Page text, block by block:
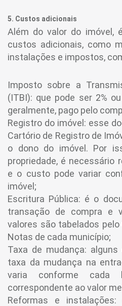
5. Custos adicionais
Além do valor do imóvel,
custos adicionais, como
instalações e impostos,
Imposto sobre a
(ITBI): que pode ser 2%
geralmente, pago pelo
Registro do imóvel: esse
Cartório de Registro de
o dono do imóvel. Por
propriedade, é necessário
e o custo pode variar
imóvel;
Escritura Pública: é o
transação de compra e
valores são tabelados
Notas de cada município;
Taxa de mudança:
taxa da mudança na
varia conforme cada
correspondente ao valor
Reformas e